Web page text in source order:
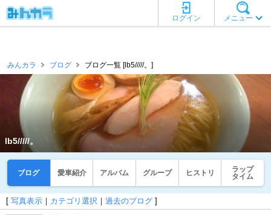
メニュー
ログイン
みんカラ ブログ ブログ一覧 [lb5/////。]
lb5/////。
ブログ 愛車紹介 アルバム グループ ヒストリ
ラップ
タイム
[ 写真表示 ｜ カテゴリ選択 ｜ 過去のブログ ]